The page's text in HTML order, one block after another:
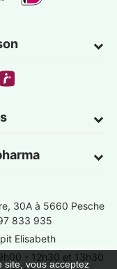
site, vous acceptez
30A à 5660 Pesche
833 935
Elisabeth
- 12h30 et 13h30